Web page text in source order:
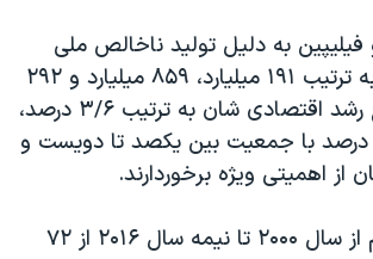
جایزه نوبل صلح
آمریکا «سی‌پک»
به چین
فیلیپین به دلیل تولید ناخالص ملی
قابل توجه شان به ترتیب ۱۹۱ میلیارد، ۸۵۹ میلیارد و ۲۹۲
میلیارد دلار و نرخ رشد اقتصادی شان به ترتیب ۳/۶ درصد،
۲/۵ درصد و ۶/۶ درصد با جمعیت بین یکصد تا دویست و
از اهمیتی ویژه برخوردارند.
دارایی ملی ویتنام از سال ۲۰۰۰ تا نیمه سال ۲۰۱۶ از ۷۲